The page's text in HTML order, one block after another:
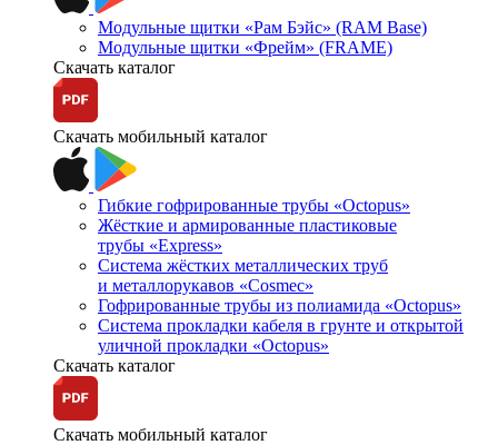
Модульные щитки «Рам Бэйс» (RAM Base)
Модульные щитки «Фрейм» (FRAME)
Скачать каталог
Скачать мобильный каталог
Гибкие гофрированные трубы «Octopus»
Жёсткие и армированные пластиковые
трубы «Express»
Система жёстких металлических труб
и металлорукавов «Cosmec»
Гофрированные трубы из полиамида «Octopus»
Система прокладки кабеля в грунте и открытой
уличной прокладки «Octopus»
Скачать каталог
Скачать мобильный каталог